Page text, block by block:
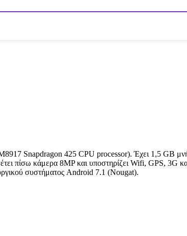
Snapdragon 425 CPU processor). Έχει 1,5 GB
πίσω κάμερα 8MP και υποστηρίζει Wifi, GPS, 3G
συστήματος Android 7.1 (Nougat).